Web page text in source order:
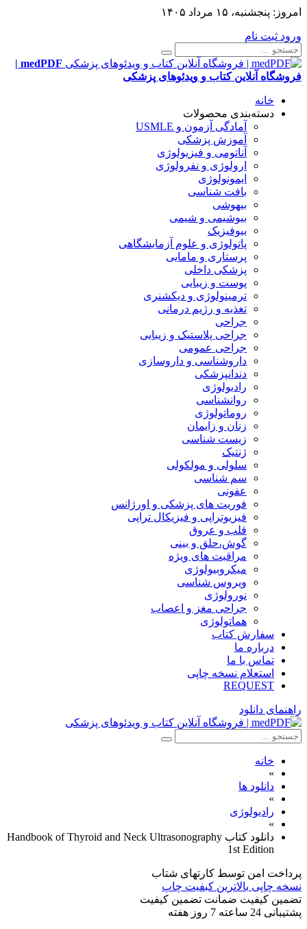
امروز: پنجشنبه، ۱۵ مرداد ۱۴۰۵
ورود ثبت نام
medPDF |
فروشگاه آنلاین کتاب و ویدئوهای پزشکی
خانه
دسته‌بندی محصولات
آمادگی آزمون و USMLE
آموزش پزشکی
آناتومی و فیزیولوژی
ارولوژی و نفرولوژی
ایمونولوژی
بافت شناسی
بیهوشی
بیوشیمی و شیمی
بیوفیزیک
پاتولوژی و علوم آزمایشگاهی
پرستاری و مامایی
پزشکی داخلی
پوست و زیبایی
ترمینولوژی و دیکشنری
تغذیه و رژیم درمانی
جراحی
جراحی پلاستیک و زیبایی
جراحی عمومی
داروشناسی و داروسازی
دندانپزشکی
رادیولوژی
روانشناسی
روماتولوژی
زنان و زایمان
زیست شناسی
ژنتیک
سلولی و مولکولی
سم شناسی
عفونی
فوریت های پزشکی و اورژانس
فیزیوتراپی و فیزیکال تراپی
قلب و عروق
گوش،حلق و بینی
مراقبت های ویژه
میکروبیولوژی
ویروس شناسی
نورولوژی
جراحی مغز و اعصاب
هماتولوژی
سفارش کتاب
درباره ما
تماس با ما
استعلام نسخه چاپی
REQUEST
راهنمای دانلود
خانه
»
دانلود ها
»
رادیولوژی
»
دانلود کتاب Handbook of Thyroid and Neck Ultrasonography
1st Edition
پرداخت امن توسط کارتهای شتاب
نسخه چاپی بالاترین کبفیت چاپ
تضمین کیفیت ضمانت تضمین کیفیت
پشتیبانی 24 ساعته 7 روز هفته